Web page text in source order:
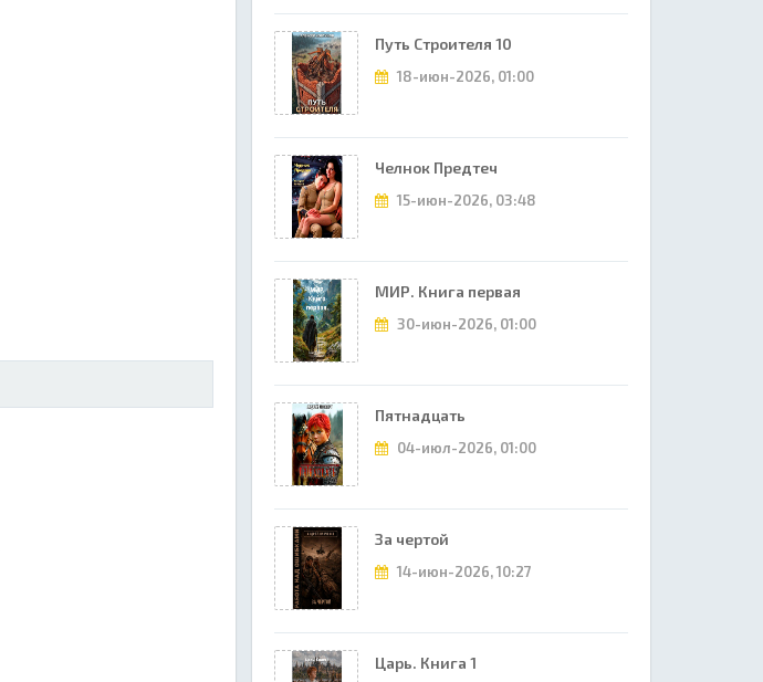
Путь Строителя 10
18-июн-2026, 01:00
Челнок Предтеч
15-июн-2026, 03:48
МИР. Книга первая
30-июн-2026, 01:00
Пятнадцать
04-июл-2026, 01:00
За чертой
14-июн-2026, 10:27
Царь. Книга 1